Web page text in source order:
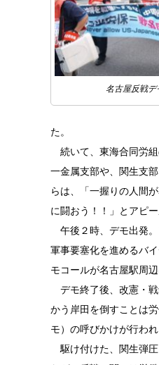
名古屋反戦デ
た。
続いて、東海合同労組
一金属支部や、関生支
らは、「一握りの人間
に闘おう！！」とアピー
午後２時、デモ出発。
軍事要塞化を進めるバ
モコールが名古屋駅周辺
デモ終了後、改憲・戦
かう岸田を倒すことは
モ）の呼びかけが行われ
駆け付けた、関生弾圧